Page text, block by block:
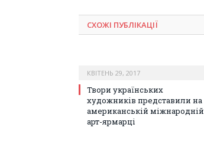
СХОЖІ ПУБЛІКАЦІЇ
КВІТЕНЬ 29, 2017
Твори українських
художників представили на
американській міжнародній
арт-ярмарці